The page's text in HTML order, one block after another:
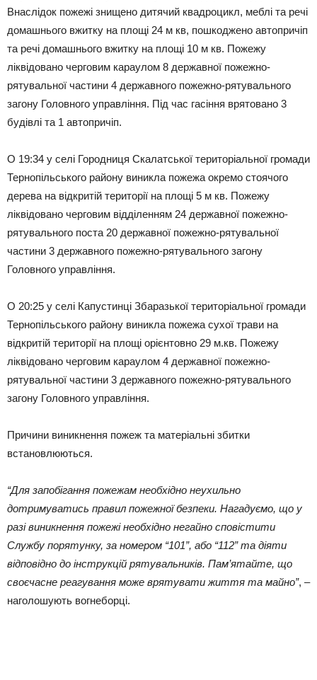
Внаслідок пожежі знищено дитячий квадроцикл, меблі та речі
домашнього вжитку на площі 24 м кв, пошкоджено автопричіп
та речі домашнього вжитку на площі 10 м кв. Пожежу
ліквідовано черговим караулом 8 державної пожежно-
рятувальної частини 4 державного пожежно-рятувального
загону Головного управління. Під час гасіння врятовано 3
будівлі та 1 автопричіп.
О 19:34 у селі Городниця Скалатської територіальної громади
Тернопільського району виникла пожежа окремо стоячого
дерева на відкритій території на площі 5 м кв. Пожежу
ліквідовано черговим відділенням 24 державної пожежно-
рятувального поста 20 державної пожежно-рятувальної
частини 3 державного пожежно-рятувального загону
Головного управління.
О 20:25 у селі Капустинці Збаразької територіальної громади
Тернопільського району виникла пожежа сухої трави на
відкритій території на площі орієнтовно 29 м.кв. Пожежу
ліквідовано черговим караулом 4 державної пожежно-
рятувальної частини 3 державного пожежно-рятувального
загону Головного управління.
Причини виникнення пожеж та матеріальні збитки
встановлюються.
“Для запобігання пожежам необхідно неухильно
дотримуватись правил пожежної безпеки. Нагадуємо, що у
разі виникнення пожежі необхідно негайно сповістити
Службу порятунку, за номером “101”, або “112” та діяти
відповідно до інструкцій рятувальників. Пам’ятайте, що
своєчасне реагування може врятувати життя та майно”, –
наголошують вогнеборці.